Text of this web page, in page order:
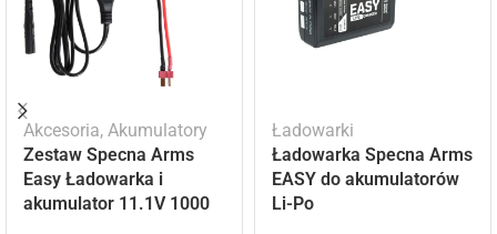
Akcesoria, Akumulatory
Zestaw Specna Arms
Easy Ładowarka i
akumulator 11.1V 1000
Ładowarki
Ładowarka Specna Arms
EASY do akumulatorów
Li-Po